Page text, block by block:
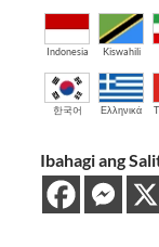
Indonesia Kiswahili
한국어 Ελληνικά
Ibahagi ang